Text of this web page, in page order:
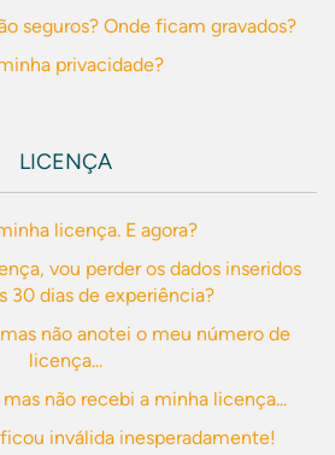
seguros? Onde ficam gravados?
privacidade?
LICENÇA
licença. E agora?
vou perder os dados inseridos
30 dias de experiência?
não anotei o meu número de
licença...
não recebi a minha licença...
inválida inesperadamente!